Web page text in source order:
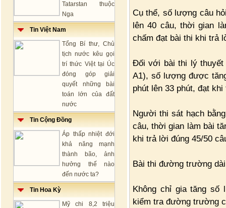
Tatarstan thuộc
Nga
Tin Việt Nam
Tổng Bí thư, Chủ
tịch nước kêu gọi
trí thức Việt tại Úc
đóng góp giải
quyết những bài
toán lớn của đất
nước
Tin Cộng Đồng
Áp thấp nhiệt đới
khả năng mạnh
thành bão, ảnh
hưởng thế nào
đến nước ta?
Tin Hoa Kỳ
Mỹ chi 8,2 triệu
Cụ thể, số lượng câu
lên 40 câu, thời gian
chấm đạt bài thi khi trả
Đối với bài thi lý thuyết
A1), số lượng được
phút lên 33 phút, đạt
Người thi sát hạch
câu, thời gian làm bài
khi trả lời đúng 45/50
Bài thi đường trường
Không chỉ gia tăng số
kiểm tra đường trường